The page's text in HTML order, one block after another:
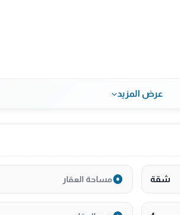
عرض المزيد
شقة مساحة العقار